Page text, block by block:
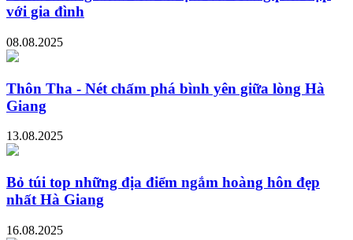
với gia đình
08.08.2025
Thôn Tha - Nét chấm phá bình yên giữa lòng Hà
Giang
13.08.2025
Bỏ túi top những địa điểm ngắm hoàng hôn đẹp
nhất Hà Giang
16.08.2025